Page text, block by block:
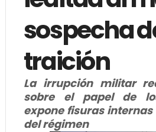
sospecha
traición
La irrupción militar
sobre el papel de
expone fisuras
del régimen